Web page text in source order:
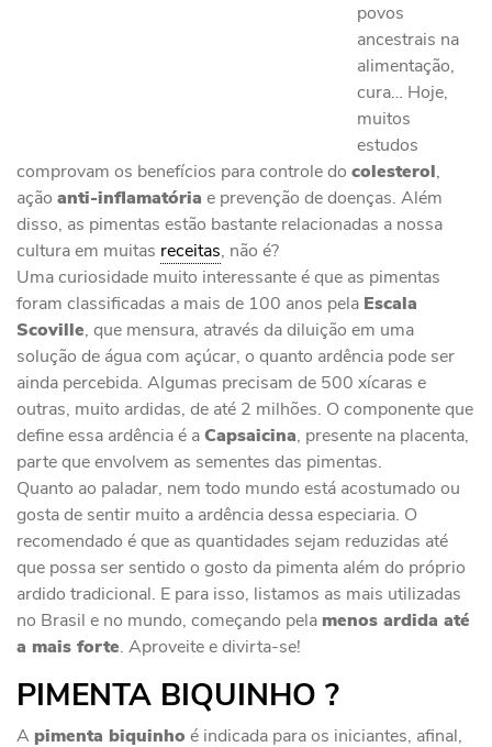
povos
ancestrais na
alimentação,
cura… Hoje,
muitos
estudos
comprovam os benefícios para controle do colesterol,
ação anti-inflamatória e prevenção de doenças. Além
disso, as pimentas estão bastante relacionadas a nossa
cultura em muitas receitas, não é?
Uma curiosidade muito interessante é que as pimentas
foram classificadas a mais de 100 anos pela Escala
Scoville, que mensura, através da diluição em uma
solução de água com açúcar, o quanto ardência pode ser
ainda percebida. Algumas precisam de 500 xícaras e
outras, muito ardidas, de até 2 milhões. O componente que
define essa ardência é aCapsaicina, presente na placenta,
parte que envolvem as sementes das pimentas.
Quanto ao paladar, nem todo mundo está acostumado ou
gosta de sentir muito a ardência dessa especiaria. O
recomendado é que as quantidades sejam reduzidas até
que possa ser sentido o gosto da pimenta além do próprio
ardido tradicional. E para isso, listamos as mais utilizadas
no Brasil e no mundo, começando pelamenos ardida até
a mais forte. Aproveite e divirta-se!
PIMENTA BIQUINHO ?
A pimenta biquinho é indicada para os iniciantes, afinal,